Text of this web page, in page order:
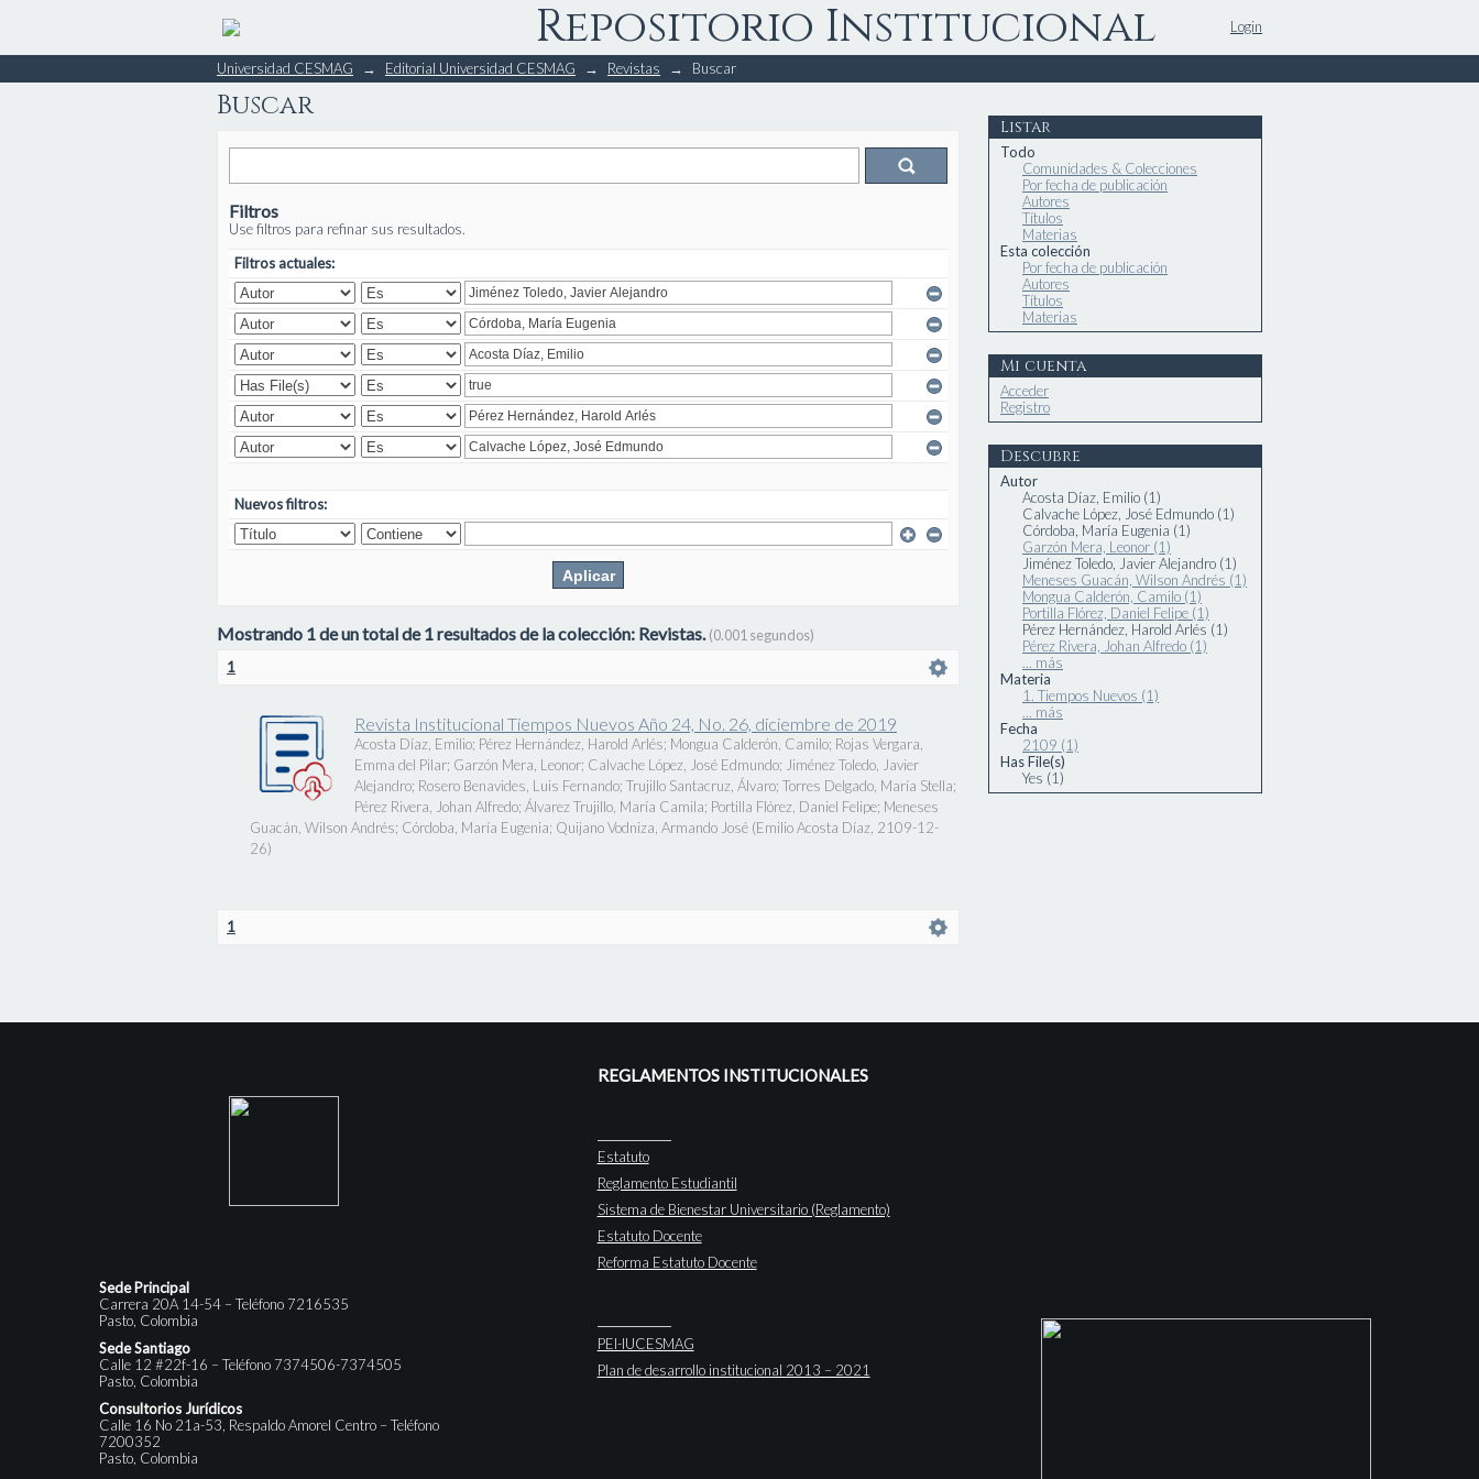
Repositorio Institucional
Buscar
Login
Universidad CESMAG → Editorial Universidad CESMAG → Revistas → Buscar
Buscar
Filtros
Use filtros para refinar sus resultados.
Filtros actuales:
Nuevos filtros:
Mostrando 1 de un total de 1 resultados de la colección: Revistas.(0.001 segundos)
1
Revista Institucional Tiempos Nuevos Año 24, No. 26, diciembre de 2019
Acosta Díaz, Emilio; Pérez Hernández, Harold Arlés; Mongua Calderón, Camilo; Rojas Vergara,
Emma del Pilar; Garzón Mera, Leonor; Calvache López, José Edmundo; Jiménez Toledo, Javier
Alejandro; Rosero Benavides, Luis Fernando; Trujillo Santacruz, Álvaro; Torres Delgado, María Stella;
Pérez Rivera, Johan Alfredo; Álvarez Trujillo, María Camila; Portilla Flórez, Daniel Felipe; Meneses
Guacán, Wilson Andrés; Córdoba, María Eugenia; Quijano Vodniza, Armando José (Emilio Acosta Díaz 2109-12-
26)
1
Listar
Todo
Comunidades & Colecciones
Por fecha de publicación
Autores
Títulos
Materias
Esta colección
Por fecha de publicación
Autores
Títulos
Materias
Mi cuenta
Acceder
Registro
Descubre
Autor
Acosta Díaz, Emilio (1)
Calvache López, José Edmundo (1)
Córdoba, María Eugenia (1)
Garzón Mera, Leonor (1)
Jiménez Toledo, Javier Alejandro (1)
Meneses Guacán, Wilson Andrés (1)
Mongua Calderón, Camilo (1)
Portilla Flórez, Daniel Felipe (1)
Pérez Hernández, Harold Arlés (1)
Pérez Rivera, Johan Alfredo (1)
... más
Materia
1. Tiempos Nuevos (1)
... más
Fecha
2109 (1)
Has File(s)
Yes (1)
Sede Principal
Carrera 20A 14-54 – Teléfono 7216535
Pasto, Colombia
Sede Santiago
Calle 12 #22f-16 – Teléfono 7374506-7374505
Pasto, Colombia
Consultorios Jurídicos
Calle 16 No 21a-53, Respaldo Amorel Centro – Teléfono
7200352
Pasto, Colombia
REGLAMENTOS INSTITUCIONALES
Estatuto
Reglamento Estudiantil
Sistema de Bienestar Universitario (Reglamento)
Estatuto Docente
Reforma Estatuto Docente
PEI-IUCESMAG
Plan de desarrollo institucional 2013 – 2021